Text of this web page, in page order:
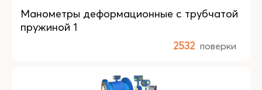
Манометры деформационные с трубчатой
пружиной 1
2532 поверки